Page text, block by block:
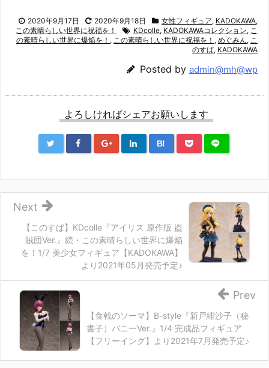
2020年9月17日 2020年9月18日 女性フィギュア, KADOKAWA,
この素晴らしい世界に祝福を！
KDcolle, KADOKAWAコレクション, こ
の素晴らしい世界に爆焔を！ , この素晴らしい世界に祝福を！ , めぐみん, こ
のすば, KADOKAWA
Posted by admin@mh@wp
よろしければシェアお願いします
B!
【このすば】KDcolle『アイリス 原作版 盗
賊団Ver.』続・この素晴らしい世界に爆焔
を！1/7 美少女フィギュア【KADOKAWA】
より2021年05月発売予定♪
Next
【食戟のソーマ】B-style『新戸緋沙子（秘
書子）バニーVer.』1/4 完成品フィギュア
【フリーイング】より2021年7月発売予定♪
Prev